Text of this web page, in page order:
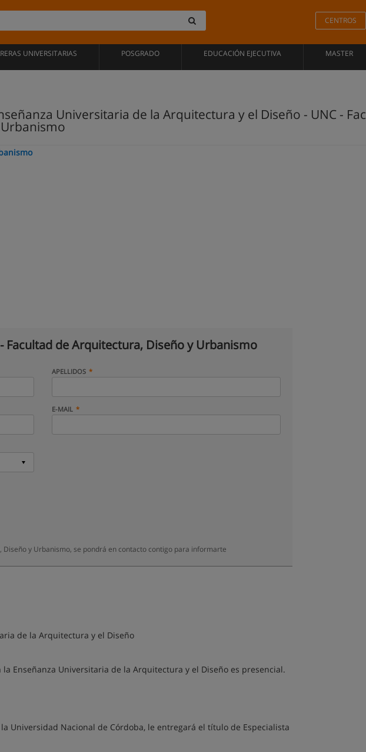
CENTROS
UNIVERSITARIAS POSGRADO EDUCACIÓN EJECUTIVA MASTER
Universitaria de la Arquitectura y el Diseño - UNC -
Facultad de Arquitectura, Diseño y Urbanismo
APELLIDOS
E-MAIL
y Urbanismo, se pondrá en contacto contigo para informarte
de la Arquitectura y el Diseño
Enseñanza Universitaria de la Arquitectura y el Diseño es presencial.
Universidad Nacional de Córdoba, le entregará el título de Especialista